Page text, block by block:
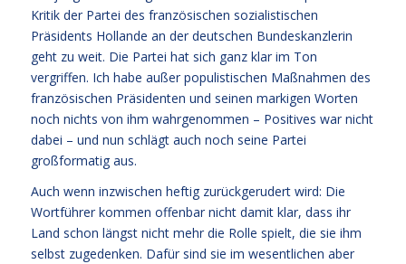
Kritik der Partei des französischen sozialistischen
Präsidents Hollande an der deutschen Bundeskanzlerin
geht zu weit. Die Partei hat sich ganz klar im Ton
vergriffen. Ich habe außer populistischen Maßnahmen des
französischen Präsidenten und seinen markigen Worten
noch nichts von ihm wahrgenommen – Positives war nicht
dabei – und nun schlägt auch noch seine Partei
großformatig aus.
Auch wenn inzwischen heftig zurückgerudert wird: Die
Wortführer kommen offenbar nicht damit klar, dass ihr
Land schon längst nicht mehr die Rolle spielt, die sie ihm
selbst zugedenken. Dafür sind sie im wesentlichen aber